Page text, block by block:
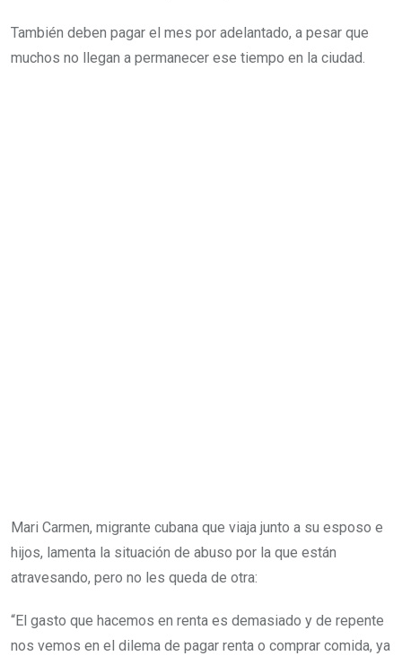
También deben pagar el mes por adelantado, a pesar que
muchos no llegan a permanecer ese tiempo en la ciudad.
Mari Carmen, migrante cubana que viaja junto a su esposo e
hijos, lamenta la situación de abuso por la que están
atravesando, pero no les queda de otra:
“El gasto que hacemos en renta es demasiado y de repente
nos vemos en el dilema de pagar renta o comprar comida, ya